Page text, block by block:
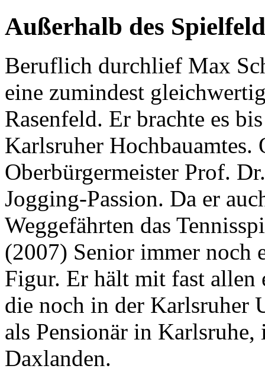
Außerhalb des
Beruflich durchlief Max
eine zumindest
Rasenfeld. Er brachte es
Karlsruher
Oberbürgermeister Prof.
Jogging-Passion. Da er
Weggefährten das
(2007) Senior immer noch
Figur. Er hält mit fast
die noch in der Karlsruher
als Pensionär in
Daxlanden.